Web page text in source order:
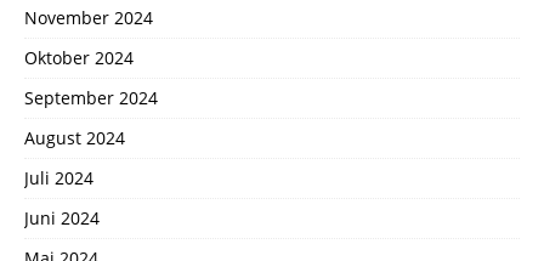
November 2024
Oktober 2024
September 2024
August 2024
Juli 2024
Juni 2024